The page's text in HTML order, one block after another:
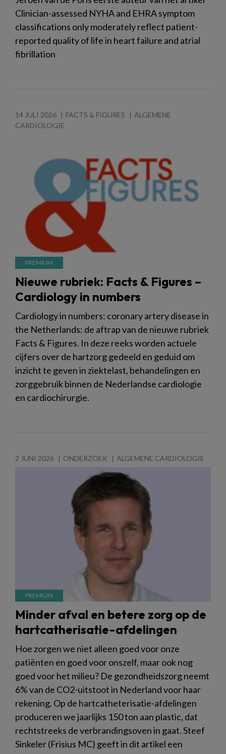
Clinician-assessed NYHA and EHRA symptom
classifications only moderately reflect patient-
reported quality of life in heart failure and atrial
fibrillation
14 JULI 2026 FACTS & FIGURES
ALGEMENE
CARDIOLOGIE
Nieuwe rubriek: Facts & Figures –
Cardiology in numbers
Cardiology in numbers: coronary artery disease in
the Netherlands: de aftrap van de nieuwe rubriek
Facts & Figures. In deze reeks worden actuele
cijfers over de hartzorg gedeeld en geduid om
inzicht te geven in ziektelast, behandelingen en
zorggebruik binnen de Nederlandse cardiologie
en cardiochirurgie.
2 JUNI 2026 ONDERZOEK ALGEMENE CARDIOLOGIE
Minder afval en betere zorg op de
hartcatherisatie-afdelingen
Hoe zorgen we niet alleen goed voor onze
patiënten en goed voor onszelf, maar ook nog
goed voor het milieu? De gezondheidszorg neemt
6% van de CO2-uitstoot in Nederland voor haar
rekening. Op de hartcatheterisatie-afdelingen
produceren we jaarlijks 150 ton aan plastic, dat
rechtstreeks de verbrandingsoven in gaat. Steef
Sinkeler (Frisius MC) geeft in dit artikel een